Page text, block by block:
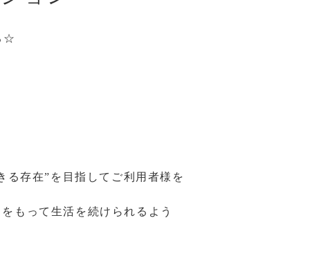
☆
る存在”を目指してご利用者様を
もって生活を続けられるよう